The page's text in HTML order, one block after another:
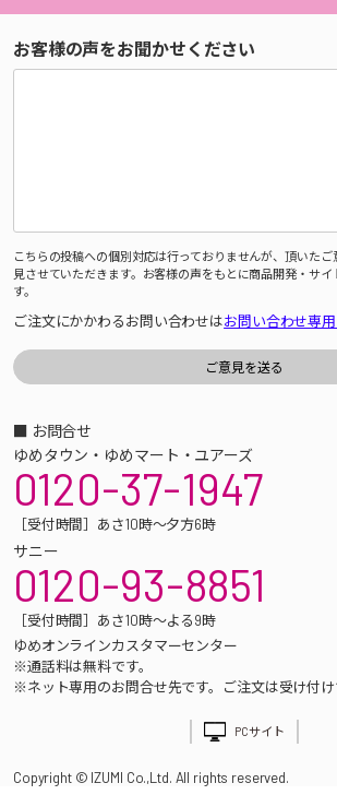
お客様の声をお聞かせください
こちらの投稿への個別対応は行っておりませんが、頂いた
見させていただきます。お客様の声をもとに商品開発・サイ
す。
ご注文にかかわるお問い合わせはお問い合わせ専
■ お問合せ
ゆめタウン・ゆめマート・ユアーズ
0120-37-1947
［受付時間］あさ10時～夕方6時
サニー
0120-93-8851
［受付時間］あさ10時～よる9時
ゆめオンラインカスタマーセンター
※通話料は無料です。
※ネット専用のお問合せ先です。ご注文は受け付け
PCサイト
Copyright © IZUMI Co.,Ltd. All rights reserved.